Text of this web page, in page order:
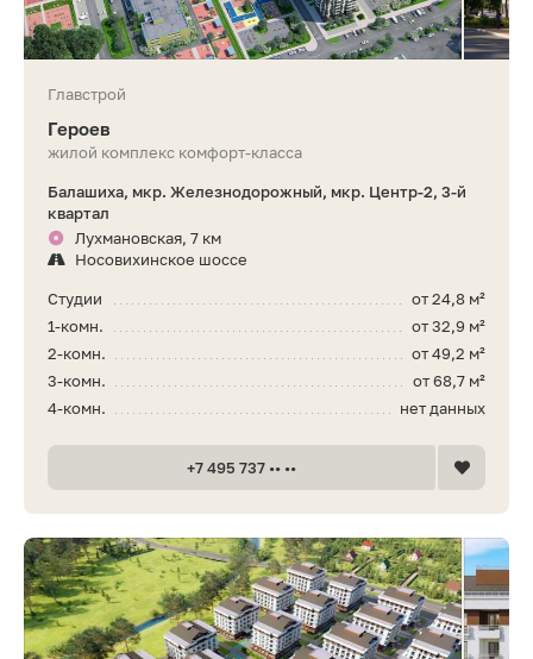
Главстрой
Героев
жилой комплекс комфорт-класса
Балашиха, мкр. Железнодорожный, мкр. Центр-2, 3-й
квартал
Лухмановская, 7 км
Носовихинское шоссе
от 24,8 м²
Студии
от 32,9 м²
1-комн.
от 49,2 м²
2-комн.
от 68,7 м²
3-комн.
нет данных
4-комн.
+7 495 737 •• ••